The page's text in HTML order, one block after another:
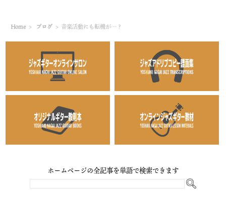
Home > ブログ > 音楽活動にも転機が…？
ホームページの全記事を単語で検索できます